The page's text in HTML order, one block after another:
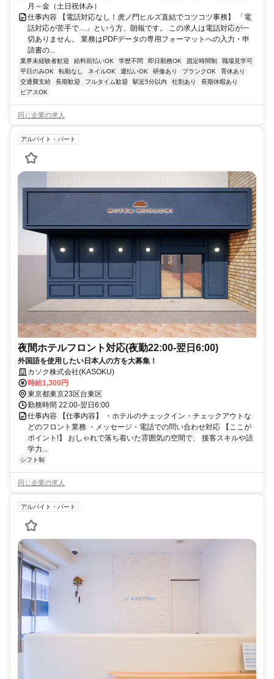
月～金（土日祝休み）
仕事内容 【電話対応なし！虎ノ門ヒルズ直結でコツコツ事務】 「電
話対応が苦手で…」という方、朗報です。 この求人は電話対応が一
切ありません。 業務はPDFデータの専用フォーマットへの入力・申
請書の...
業界未経験者歓迎 給料前払いOK 学歴不問 即日勤務OK 固定時間制
職場見学可
平日のみOK
転勤なし ネイルOK 週払いOK 研修あり ブランクOK
育休あり
交通費支給
長期歓迎 フルタイム歓迎 駅近5分以内 社割あり
長期休暇あり
ピアスOK
同じ企業の求人
アルバイト・パート
夜間ホテルフロント対応(夜勤22:00-翌日6:00)
外国語を使用したい日本人の方を大募集！
カソク株式会社(KASOKU)
時給1,300円
東京都東京23区台東区
勤務時間 22:00-翌日6:00
仕事内容 【仕事内容】 ・ホテルのチェックイン・チェックアウトな
どのフロント業務 ・メッセージ・電話での問い合わせ対応 【ここが
ポイント!】 おしゃれで落ち着いた雰囲気の空間で、 接客スキルや語
学力...
シフト制
同じ企業の求人
アルバイト・パート